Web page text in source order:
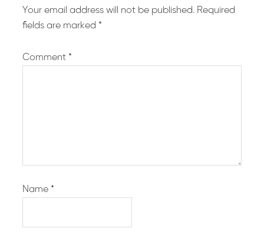
Your email address will not be published. Required
fields are marked *
Comment *
Name *